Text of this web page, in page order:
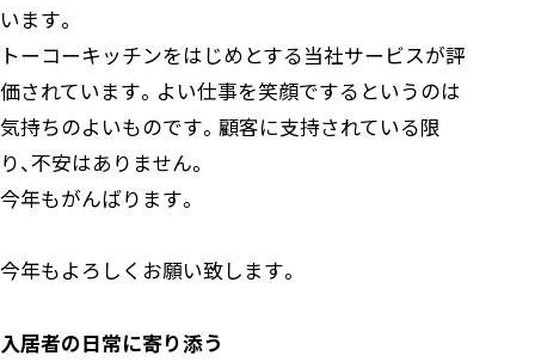
います。
トーコーキッチンをはじめとする当社サービスが評
価されています。よい仕事を笑顔でするというのは
気持ちのよいものです。顧客に支持されている限
り、不安はありません。
今年もがんばります。
今年もよろしくお願い致します。
入居者の日常に寄り添う